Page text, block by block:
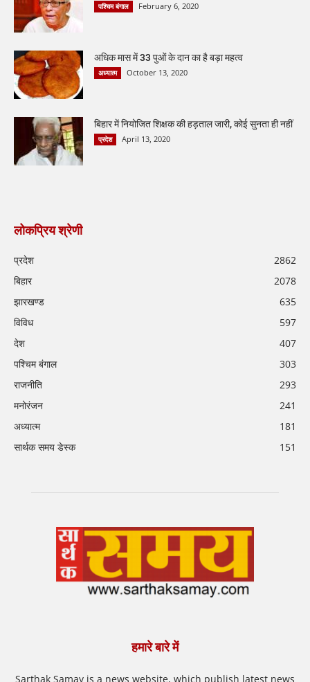
पश्चिम बंगाल February 6, 2020
अधिक मास में 33 पुओं के दान का है बड़ा महत्व
अध्यात्म October 13, 2020
बिहार में नियोजित शिक्षक की हड़ताल जारी, कोई सुनता ही नहीं
प्रदेश April 13, 2020
लोकप्रिय श्रेणी
प्रदेश
2862
बिहार
2078
झारखण्ड
635
विविध
597
देश
407
पश्चिम बंगाल
303
राजनीति
293
मनोरंजन
241
अध्यात्म
181
सार्थक समय डेस्क
151
हमारे बारे में
Sarthak Samay is a news website, which publish latest news